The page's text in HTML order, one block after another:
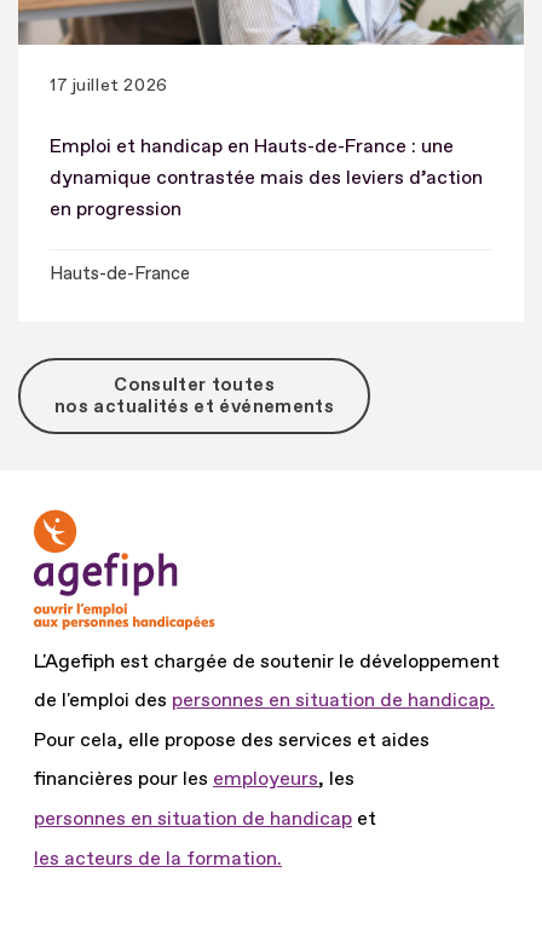
17 juillet 2026
Emploi et handicap en Hauts-de-France : une
dynamique contrastée mais des leviers d’action
en progression
Hauts-de-France
Consulter toutes
nos actualités et événements
L'Agefiph est chargée de soutenir le développement
de l'emploi des personnes en situation de handicap.
Pour cela, elle propose des services et aides
financières pour les employeurs, les
personnes en situation de handicap et
les acteurs de la formation.